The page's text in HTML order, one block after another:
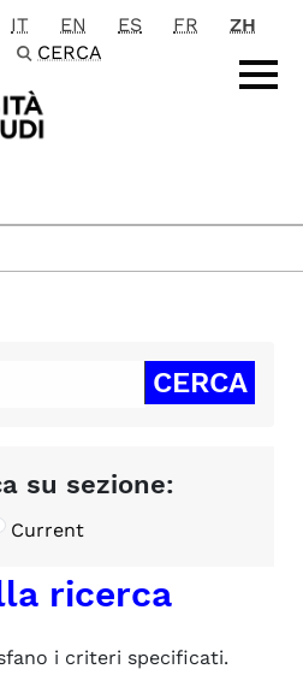
principale
IT EN ES FR
ZH
CERCA
su sezione:
Current
ricerca
i criteri specificati.